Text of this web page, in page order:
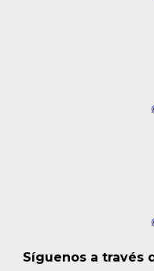
Síguenos a través